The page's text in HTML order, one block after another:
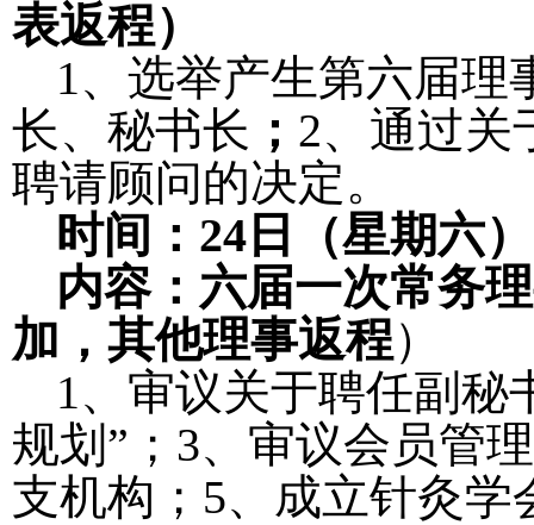
表返程）
1、选举产生第六届理
长、秘书长 ； 2、通过关
聘请顾问的决定。
时间： 24 日（星期六）
内容：六届一次常务
加，其他理事返程）
1、审议关于聘任副秘
规划 ” ； 3、审议会员管
支机构； 5、成立针灸学